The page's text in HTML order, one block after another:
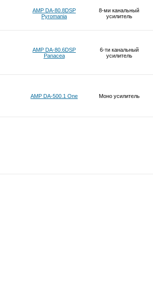
AMP DA-80.8DSP
Pyromania
8-ми канальный
усилитель
AMP DA-80.6DSP
Panacea
6-ти канальный
усилитель
AMP DA-500.1 One Моно усилитель